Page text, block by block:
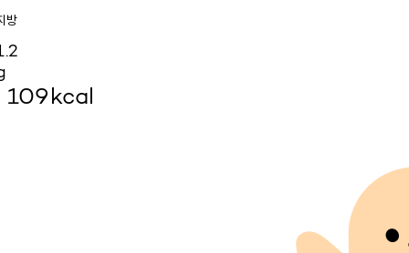
방
109kcal